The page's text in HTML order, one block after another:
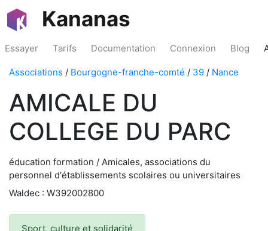
Kananas
Essayer Tarifs Documentation Connexion Blog
Associations / Bourgogne-franche-comté / 39 / Nance
AMICALE DU
COLLEGE DU PARC
éducation formation / Amicales, associations du
personnel d'établissements scolaires ou universitaires
Waldec : W392002800
Sport, culture et solidarité